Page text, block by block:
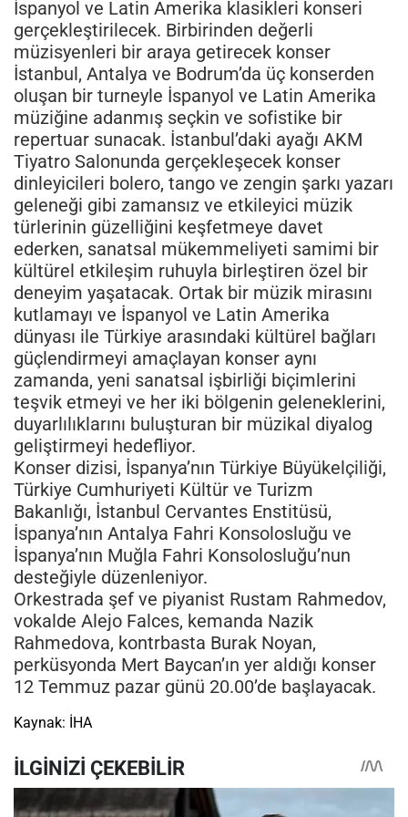
İspanyol ve Latin Amerika klasikleri konseri
gerçekleştirilecek. Birbirinden değerli
müzisyenleri bir araya getirecek konser
İstanbul, Antalya ve Bodrum’da üç konserden
oluşan bir turneyle İspanyol ve Latin Amerika
müziğine adanmış seçkin ve sofistike bir
repertuar sunacak. İstanbul’daki ayağı AKM
Tiyatro Salonunda gerçekleşecek konser
dinleyicileri bolero, tango ve zengin şarkı yazarı
geleneği gibi zamansız ve etkileyici müzik
türlerinin güzelliğini keşfetmeye davet
ederken, sanatsal mükemmeliyeti samimi bir
kültürel etkileşim ruhuyla birleştiren özel bir
deneyim yaşatacak. Ortak bir müzik mirasını
kutlamayı ve İspanyol ve Latin Amerika
dünyası ile Türkiye arasındaki kültürel bağları
güçlendirmeyi amaçlayan konser aynı
zamanda, yeni sanatsal işbirliği biçimlerini
teşvik etmeyi ve her iki bölgenin geleneklerini,
duyarlılıklarını buluşturan bir müzikal diyalog
geliştirmeyi hedefliyor.
Konser dizisi, İspanya’nın Türkiye Büyükelçiliği,
Türkiye Cumhuriyeti Kültür ve Turizm
Bakanlığı, İstanbul Cervantes Enstitüsü,
İspanya’nın Antalya Fahri Konsolosluğu ve
İspanya’nın Muğla Fahri Konsolosluğu’nun
desteğiyle düzenleniyor.
Orkestrada şef ve piyanist Rustam Rahmedov,
vokalde Alejo Falces, kemanda Nazik
Rahmedova, kontrbasta Burak Noyan,
perküsyonda Mert Baycan’ın yer aldığı konser
12 Temmuz pazar günü 20.00’de başlayacak.
Kaynak: İHA